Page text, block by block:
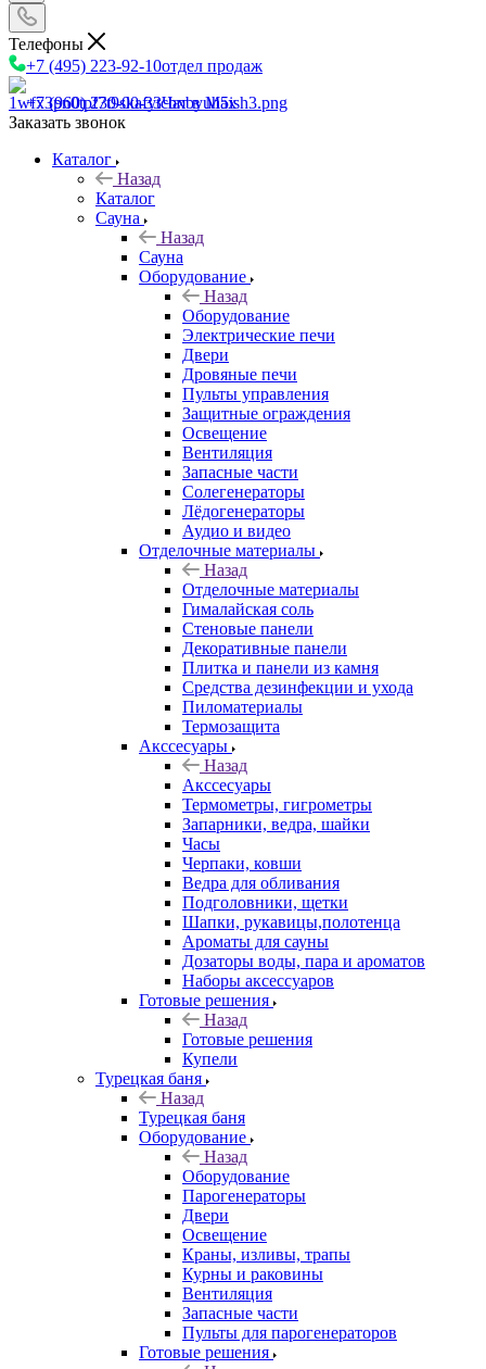
Телефоны
+7 (495) 223-92-10отдел продаж
+7 (960) 230-00-33Чат в Max
Заказать звонок
Каталог
Назад
Каталог
Сауна
Назад
Сауна
Оборудование
Назад
Оборудование
Электрические печи
Двери
Дровяные печи
Пульты управления
Защитные ограждения
Освещение
Вентиляция
Запасные части
Солегенераторы
Лёдогенераторы
Аудио и видео
Отделочные материалы
Назад
Отделочные материалы
Гималайская соль
Стеновые панели
Декоративные панели
Плитка и панели из камня
Средства дезинфекции и ухода
Пиломатериалы
Термозащита
Аксcесуары
Назад
Аксcесуары
Термометры, гигрометры
Запарники, ведра, шайки
Часы
Черпаки, ковши
Ведра для обливания
Подголовники, щетки
Шапки, рукавицы,полотенца
Ароматы для сауны
Дозаторы воды, пара и ароматов
Наборы аксессуаров
Готовые решения
Назад
Готовые решения
Купели
Турецкая баня
Назад
Турецкая баня
Оборудование
Назад
Оборудование
Парогенераторы
Двери
Освещение
Краны, изливы, трапы
Курны и раковины
Вентиляция
Запасные части
Пульты для парогенераторов
Готовые решения